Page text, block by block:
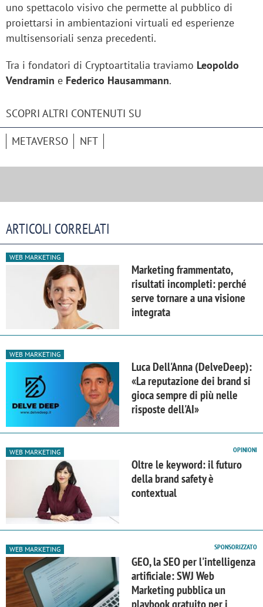
uno spettacolo visivo che permette al pubblico di
proiettarsi in ambientazioni virtuali ed esperienze
multisensoriali senza precedenti.
Tra i fondatori di Cryptoartitalia traviamo Leopoldo
Vendramin e Federico Hausammann.
SCOPRI ALTRI CONTENUTI SU
METAVERSO NFT
ARTICOLI CORRELATI
WEB MARKETING
Marketing frammentato,
risultati incompleti: perché
serve tornare a una visione
integrata
WEB MARKETING
Luca Dell'Anna (DelveDeep):
«La reputazione dei brand si
gioca sempre di più nelle
risposte dell'AI»
WEB MARKETING OPINIONI
Oltre le keyword: il futuro
della brand safety è
contextual
WEB MARKETING SPONSORIZZATO
GEO, la SEO per l'intelligenza
artificiale: SWJ Web
Marketing pubblica un
playbook gratuito per i